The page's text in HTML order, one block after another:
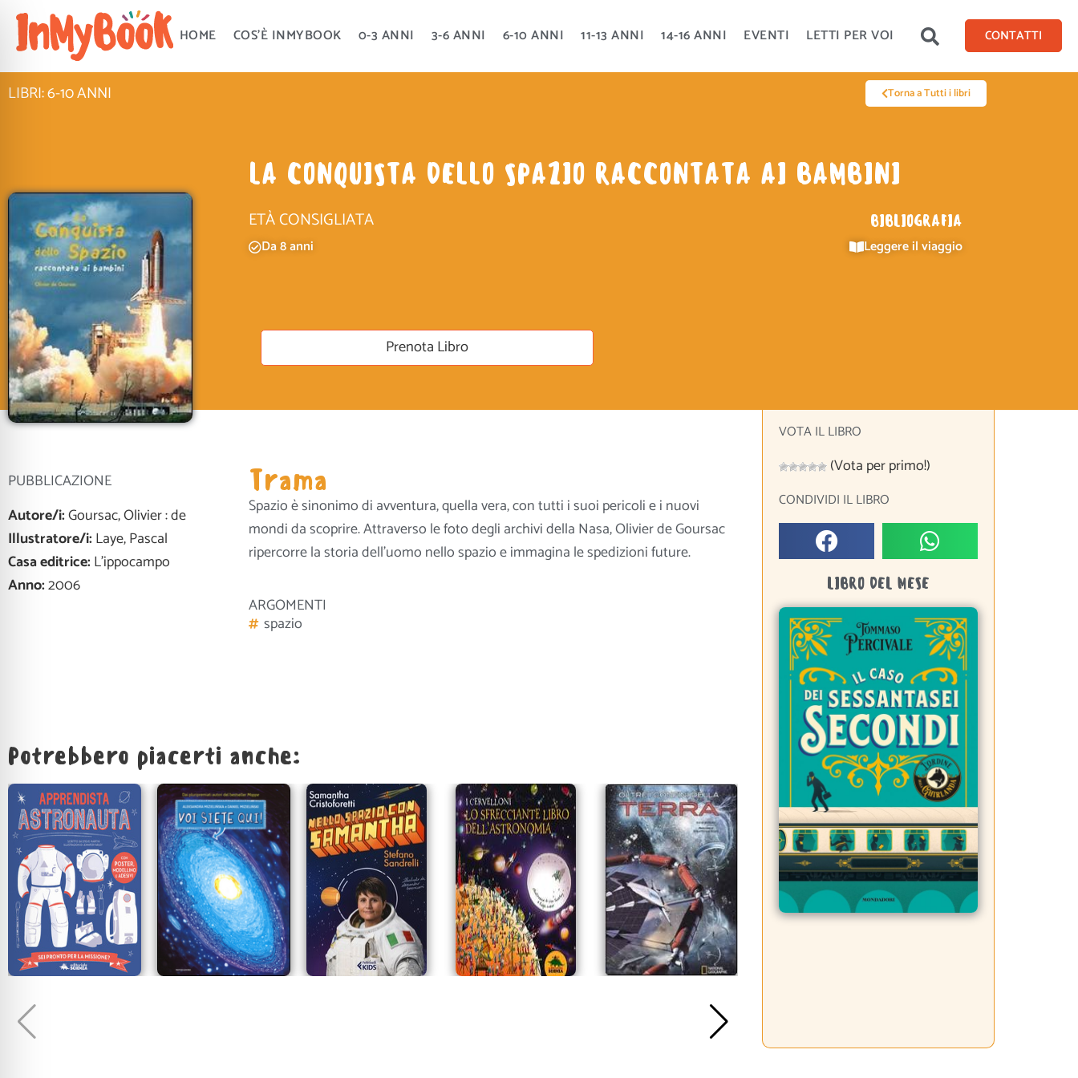
Vai
contenuto
HOME COS’È INMYBOOK 0-3 ANNI 3-6 ANNI 6-10 ANNI 11-13 ANNI 14-16 ANNI EVENTI LETTI PER VOI CONTATTI
LIBRI: 6-10 ANNI Torna a Tutti i libri
LA CONQUISTA DELLO SPAZIO RACCONTATA AI BAMBINI
ETÀ CONSIGLIATA
Da 8 anni
BIBLIOGRAFIA
Leggere il viaggio
Prenota Libro
PUBBLICAZIONE
Autore/i:Goursac, Olivier : de
Illustratore/i:Laye, Pascal
Casa editrice:L'ippocampo
Anno:2006
Trama
Spazio è sinonimo di avventura, quella vera, con tutti i suoi pericoli e i nuovi
mondi da scoprire. Attraverso le foto degli archivi della Nasa, Olivier de Goursac
ripercorre la storia dell’uomo nello spazio e immagina le spedizioni future.
ARGOMENTI
spazio
Potrebbero piacerti anche:
VOTA IL LIBRO
(Vota per primo!)
CONDIVIDI IL LIBRO
LIBRO DEL MESE